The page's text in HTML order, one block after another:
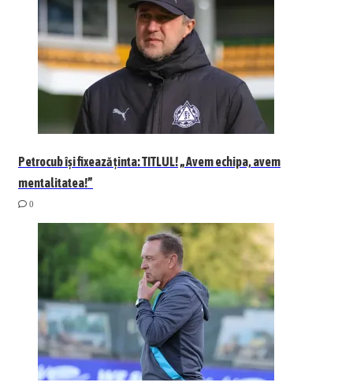
Petrocub își fixează ținta: TITLUL! „Avem echipa, avem
mentalitatea!”
0